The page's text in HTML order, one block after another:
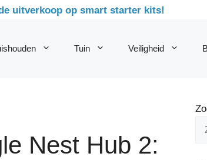
uitverkoop op smart starter kits!
Tuin Veiligheid
Nest Hub 2: